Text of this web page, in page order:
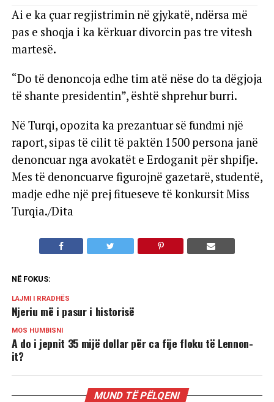
Ai e ka çuar regjistrimin në gjykatë, ndërsa më
pas e shoqja i ka kërkuar divorcin pas tre vitesh
martesë.
“Do të denoncoja edhe tim atë nëse do ta dëgjoja
të shante presidentin”, është shprehur burri.
Në Turqi, opozita ka prezantuar së fundmi një
raport, sipas të cilit të paktën 1500 persona janë
denoncuar nga avokatët e Erdoganit për shpifje.
Mes të denoncuarve figurojnë gazetarë, studentë,
madje edhe një prej fitueseve të konkursit Miss
Turqia./Dita
NË FOKUS:
LAJMI I RRADHËS
Njeriu më i pasur i historisë
MOS HUMBISNI
A do i jepnit 35 mijë dollar për ca fije floku të Lennon-
it?
MUND TË PËLQENI